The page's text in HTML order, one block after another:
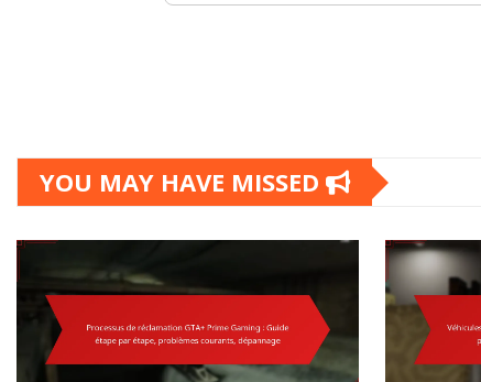
YOU MAY HAVE MISSED